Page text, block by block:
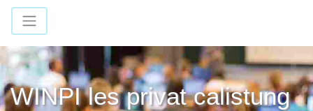
WINPI les privat calistung